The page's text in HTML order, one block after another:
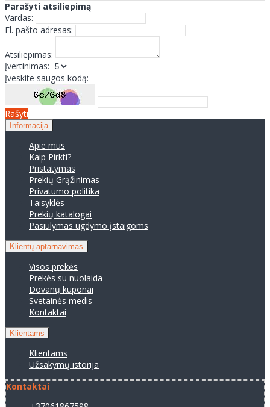
Parašyti atsiliepimą
Vardas:
El. pašto adresas:
Atsiliepimas:
Įvertinimas:
Įveskite saugos kodą:
Rašyti
Informacija
Apie mus
Kaip Pirkti?
Pristatymas
Prekių Grąžinimas
Privatumo politika
Taisyklės
Prekių katalogai
Pasiūlymas ugdymo įstaigoms
Klientų aptarnavimas
Visos prekės
Prekės su nuolaida
Dovanų kuponai
Svetainės medis
Kontaktai
Klientams
Klientams
Užsakymų istorija
Kontaktai